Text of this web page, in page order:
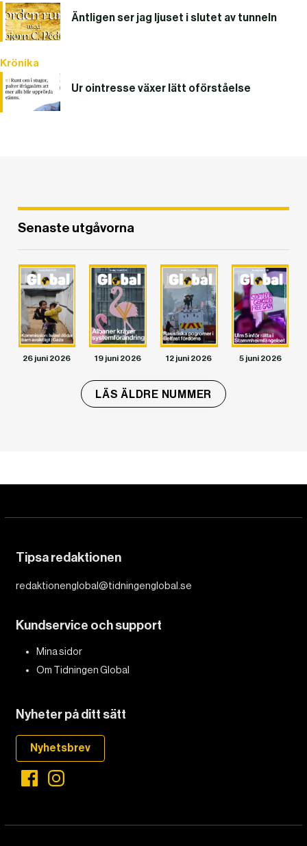
Äntligen ser jag ljuset i slutet av tunneln
Krönika
Ur ointresse växer lätt oförståelse
Senaste utgåvorna
26 juni 2026 19 juni 2026 12 juni 2026 5 juni 2026
LÄS ÄLDRE NUMMER
Tipsa redaktionen
redaktionenglobal@tidningenglobal.se
Kundservice och support
Mina sidor
Om Tidningen Global
Nyheter på ditt sätt
Nyhetsbrev
DET GLOBALA PRESSTÖDET PRENUMERERA